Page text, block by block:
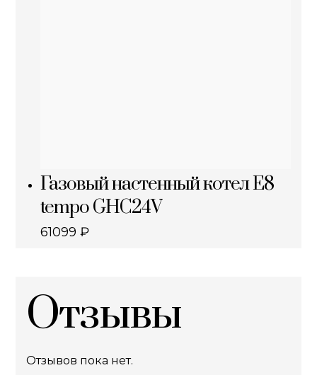
Газовый настенный котел E8
tempo GHC24V
61099₽
Отзывы
Отзывов пока нет.